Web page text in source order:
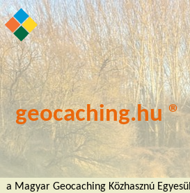
geocaching.hu ®
a Magyar Geocaching Közhasznú